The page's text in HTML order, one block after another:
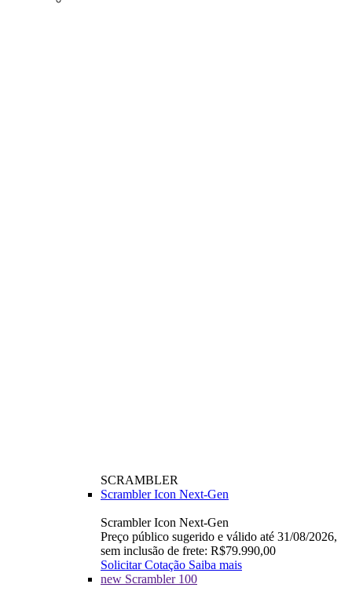
SCRAMBLER
Scrambler Icon Next-Gen
Scrambler Icon Next-Gen
Preço público sugerido e válido até 31/08/2026,
sem inclusão de frete: R$79.990,00
Solicitar Cotação Saiba mais
new Scrambler 100